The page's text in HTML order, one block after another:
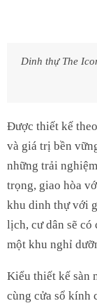
Dinh thự The
Được thiết kế
và giá trị bền
những trải
trọng, giao hòa
khu dinh thự với
lịch, cư dân sẽ có
một khu nghỉ
Kiểu thiết kế sàn
cùng cửa sổ kính